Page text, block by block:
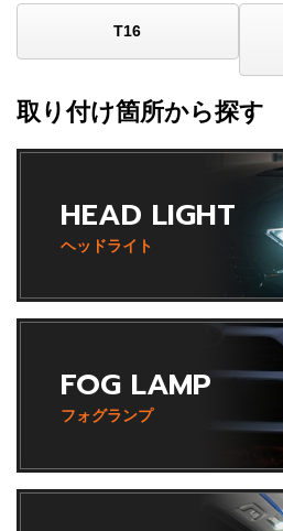
T16
取り付け箇所から探す
HEAD LIGHT
ヘッドライト
FOG LAMP
フォグランプ